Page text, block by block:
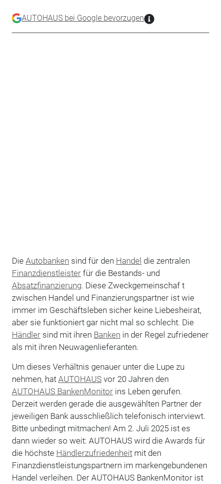
AUTOHAUS bei Google bevorzugen
Die Autobanken sind für den Handel die zentralen
Finanzdienstleisterfür die Bestands- und
Absatzfinanzierung. Diese Zweckgemeinschaf t
zwischen Handel und Finanzierungspartner ist wie
immer im Geschäftsleben sicher keine Liebesheirat,
aber sie funktioniert gar nicht mal so schlecht. Die
Händlersind mit ihren Banken in der Regel zufriedener
als mit ihren Neuwagenlieferanten.
Um dieses Verhältnis genauer unter die Lupe zu
nehmen, hat AUTOHAUSvor 20 Jahren den
AUTOHAUS BankenMonitorins Leben gerufen.
Derzeit werden gerade die ausgewählten Partner der
jeweiligen Bank ausschließlich telefonisch interviewt.
Bitte unbedingt mitmachen! Am 2. Juli 2025 ist es
dann wieder so weit: AUTOHAUS wird die Awards für
die höchste Händlerzufriedenheitmit den
Finanzdienstleistungspartnern im markengebundenen
Handel verleihen. Der AUTOHAUS BankenMonitor ist